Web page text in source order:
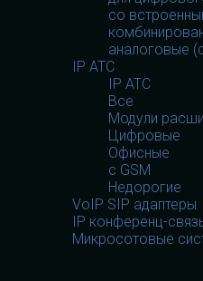
со
аналоговые
IP АТС
IP АТС
Все
Модули
Цифровые
Офисные
с GSM
Недорогие
VoIP SIP адаптеры
IP конференц-
Микросотовые